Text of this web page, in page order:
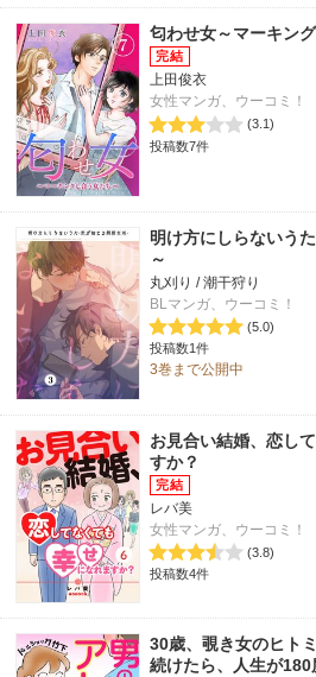
匂わせ女～マーキン
上田俊衣
女性マンガ、ウーコミ！
(3.1)
投稿数7件
明け方にしらないう
～
丸刈り / 潮干狩り
BLマンガ、ウーコミ！
(5.0)
投稿数1件
3巻まで公開中
お見合い結婚、恋し
すか？
レバ美
女性マンガ、ウーコミ！
(3.8)
投稿数4件
30歳、覗き女のヒト
続けたら、人生が180